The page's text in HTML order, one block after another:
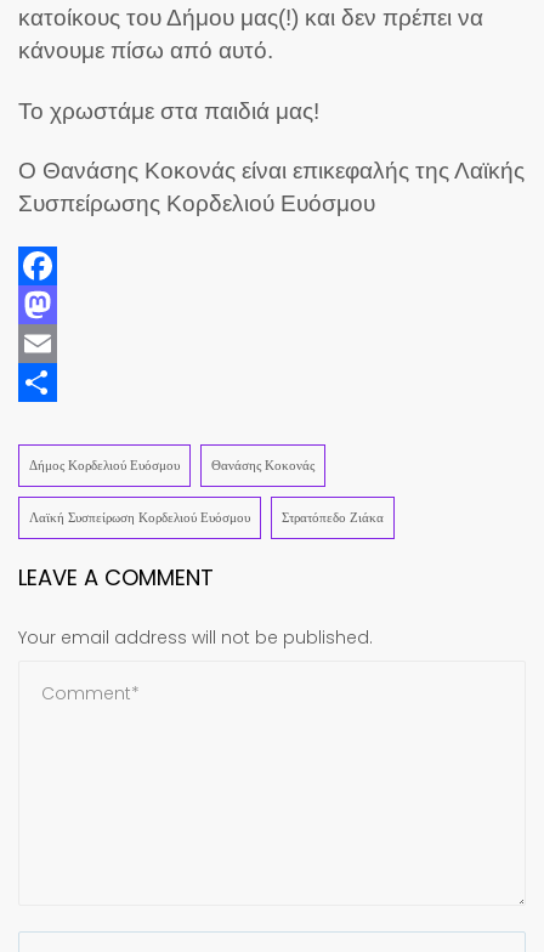
κατοίκους του Δήμου μας(!) και δεν πρέπει να
κάνουμε πίσω από αυτό.
Το χρωστάμε στα παιδιά μας!
Ο Θανάσης Κοκονάς είναι επικεφαλής της Λαϊκής
Συσπείρωσης Κορδελιού Ευόσμου
Facebook
Mastodon
Email
Δήμος Κορδελιού Ευόσμου Θανάσης Κοκονάς
Λαϊκή Συσπείρωση Κορδελιού Ευόσμου Στρατόπεδο Ζιάκα
LEAVE A COMMENT
Your email address will not be published.